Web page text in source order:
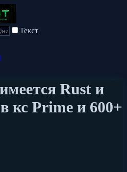
Текст
Rust и
кс Prime и 600+